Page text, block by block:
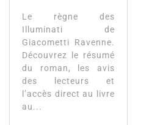
Le règne des
Illuminati de
Giacometti Ravenne.
Découvrez le résumé
du roman, les avis
des lecteurs et
l’accès direct au livre
au...